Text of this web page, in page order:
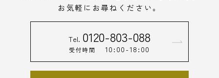
お気軽にお尋ねください。
Tel. 0120-803-088
受付時間 10:00-18:00